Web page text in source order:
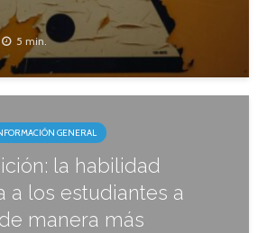
5 min.
GENERAL
la habilidad
a los estudiantes a
manera más